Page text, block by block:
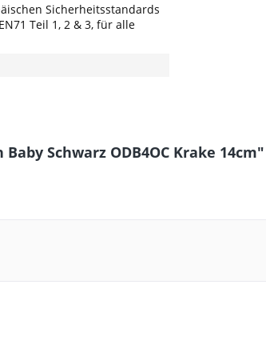
Sicherheitsstandards
Teil 1, 2 & 3, für alle
Schwarz ODB4OC Krake 14cm"